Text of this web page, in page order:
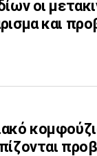
οι
και